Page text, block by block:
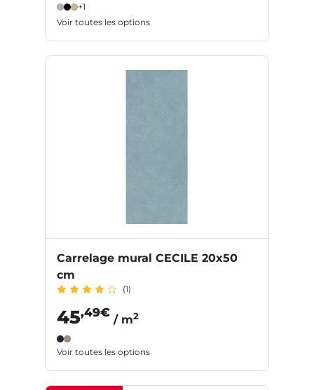
+1
Voir toutes les options
Carrelage mural CECILE 20x50
cm
(1)
45,49€
/ m2
Voir toutes les options